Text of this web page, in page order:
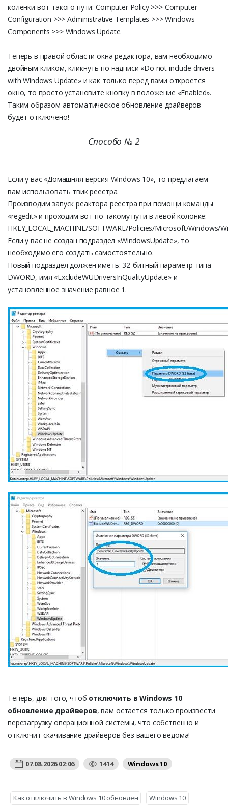
коленки вот такого пути: Computer Policy >>> Computer
Configuration >>> Administrative Templates >>> Windows
Components >>> Windows Updаte.
Теперь в правой области окна редактора, вам необходимо
двойным кликом, кликнуть по надписи «Do not include drivers
with Windows Updаte» и как только перед вами откроется
окно, то просто установите кнопку в положение «Enabled».
Таким образом автоматическое обновление драйверов
будет отключено!
Способо № 2
Если у вас «Домашняя версия Windows 10», то предлагаем
вам использовать твик реестра.
Производим запуск реактора реестра при помощи команды
«regedit» и проходим вот по такому пути в левой колонке:
HKEY_LOCAL_MACHINE/SOFTWARE/Policies/Microsoft/Windows/
Если у вас не создан подраздел «WindowsUpdаte», то
необходимо его создать самостоятельно.
Новый подраздел должен иметь: 32-битный параметр типа
DWORD, имя «ExcludeWUDriversInQualityUpdаte» и
установленное значение равное 1.
Теперь, для того, чтоб отключить в Windows 10
обновление драйверов, вам остается только произвести
перезагрузку операционной системы, что собственно и
отключит скачивание драйверов без вашего ведома!
07.08.2026 02:06 1414 Windows 10
Как отключить в Windows 10 обновлен Windows 10